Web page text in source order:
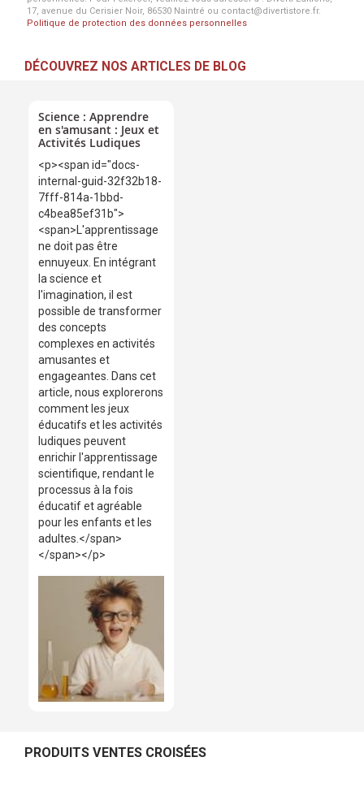
17, avenue du Cerisier Noir, 86530 Naintré ou contact@divertistore.fr.
Politique de protection des données personnelles
DÉCOUVREZ NOS ARTICLES DE BLOG
Science : Apprendre
en s'amusant : Jeux et
Activités Ludiques
<p><span id="docs-
internal-guid-32f32b18-
7fff-814a-1bbd-
c4bea85ef31b">
<span>L'apprentissage
ne doit pas être
ennuyeux. En intégrant
la science et
l'imagination, il est
possible de transformer
des concepts
complexes en activités
amusantes et
engageantes. Dans cet
article, nous explorerons
comment les jeux
éducatifs et les activités
ludiques peuvent
enrichir l'apprentissage
scientifique, rendant le
processus à la fois
éducatif et agréable
pour les enfants et les
adultes.</span>
</span></p>
PRODUITS VENTES CROISÉES